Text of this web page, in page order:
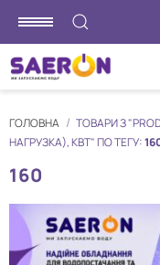
ГОЛОВНА
ТОВАРИ З
НАГРУЗКА), КВТ" ПО ТЕГУ:
160